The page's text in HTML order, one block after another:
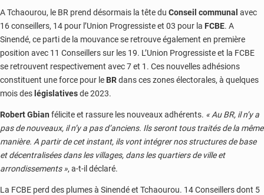
A Tchaourou, le BR prend désormais la tête du Conseil communal avec
16 conseillers, 14 pour l’Union Progressiste et 03 pour la FCBE. A
Sinendé, ce parti de la mouvance se retrouve également en première
position avec 11 Conseillers sur les 19. L’Union Progressiste et la FCBE
se retrouvent respectivement avec 7 et 1. Ces nouvelles adhésions
constituent une force pour le BRdans ces zones électorales, à quelques
mois des législativesde 2023.
Robert Gbian félicite et rassure les nouveaux adhérents. « Au BR, il n’y a
pas de nouveaux, il n’y a pas d’anciens. Ils seront tous traités de la même
manière. A partir de cet instant, ils vont intégrer nos structures de base
et décentralisées dans les villages, dans les quartiers de ville et
arrondissements », a-t-il déclaré.
La FCBE perd des plumes à Sinendé et Tchaourou. 14 Conseillers dont 5